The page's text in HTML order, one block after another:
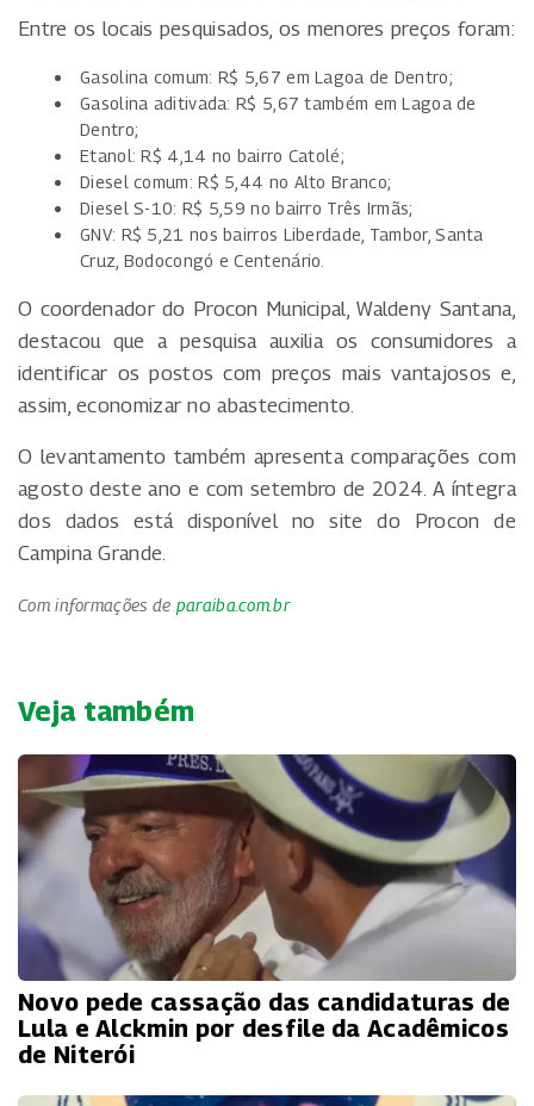
Entre os locais pesquisados, os menores preços foram:
Gasolina comum: R$ 5,67 em Lagoa de Dentro;
Gasolina aditivada: R$ 5,67 também em Lagoa de
Dentro;
Etanol: R$ 4,14 no bairro Catolé;
Diesel comum: R$ 5,44 no Alto Branco;
Diesel S-10: R$ 5,59 no bairro Três Irmãs;
GNV: R$ 5,21 nos bairros Liberdade, Tambor, Santa
Cruz, Bodocongó e Centenário.
O coordenador do Procon Municipal, Waldeny Santana,
destacou que a pesquisa auxilia os consumidores a
identificar os postos com preços mais vantajosos e,
assim, economizar no abastecimento.
O levantamento também apresenta comparações com
agosto deste ano e com setembro de 2024. A íntegra
dos dados está disponível no site do Procon de
Campina Grande.
Com informações de paraiba.com.br
Veja também
Novo pede cassação das candidaturas de
Lula e Alckmin por desfile da Acadêmicos
de Niterói